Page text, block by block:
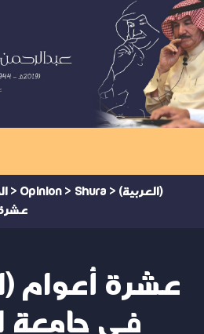
> Opinion > Shura > (العربية)
في جامعة